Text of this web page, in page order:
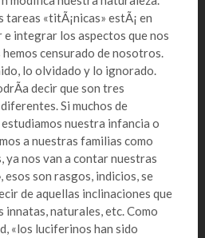
tareas «titÃ¡nicas» estÃ¡ en
e integrar los aspectos que nos
hemos censurado de nosotros.
lo olvidado y lo ignorado.
decir que son tres
Si muchos de
nuestra infancia o
a nuestras familias como
ya nos van a contar nuestras
esos son rasgos, indicios, se
de aquellas inclinaciones que
innatas, naturales, etc. Como
«los luciferinos han sido